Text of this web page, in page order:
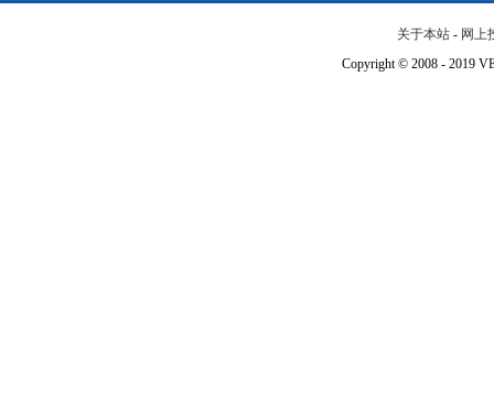
关于本站 - 网上
Copyright © 2008 - 2019